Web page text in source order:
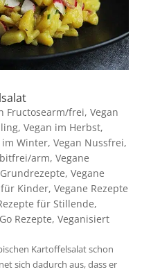
Fructosearm/frei, Vegan
, Vegan im Herbst,
im Winter, Vegan Nussfrei,
arm, Vegane
, Vegane
für Kinder, Vegane Rezepte
für Stillende,
Rezepte, Veganisiert
Kartoffelsalat schon
sich dadurch aus, dass er